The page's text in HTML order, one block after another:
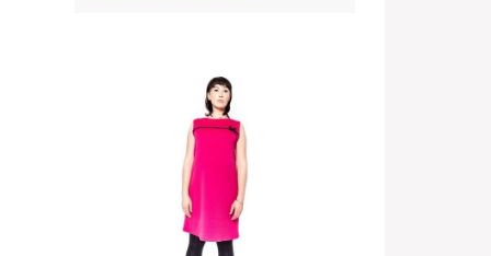
Detail produktu